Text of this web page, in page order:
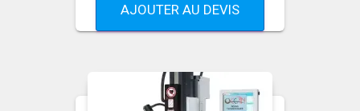
AJOUTER AU DEVIS